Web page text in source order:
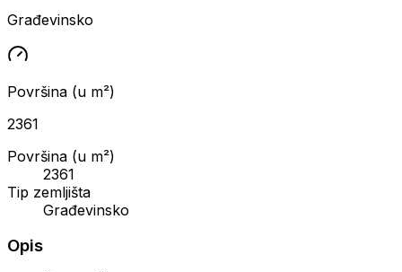
Građevinsko
Površina (u m²)
2361
Površina (u m²)
2361
Tip zemljišta
Građevinsko
Opis